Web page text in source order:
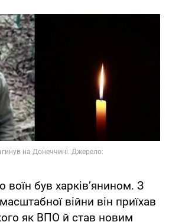
воїн був харків’янином. З
війни він приїхав
як ВПО й став новим